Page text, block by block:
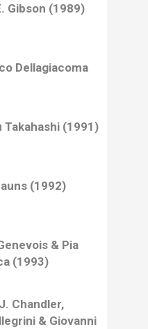
Gibson (1989)
Dellagiacoma
Takahashi (1991)
(1992)
& Pia
(1993)
Chandler,
& Giovanni